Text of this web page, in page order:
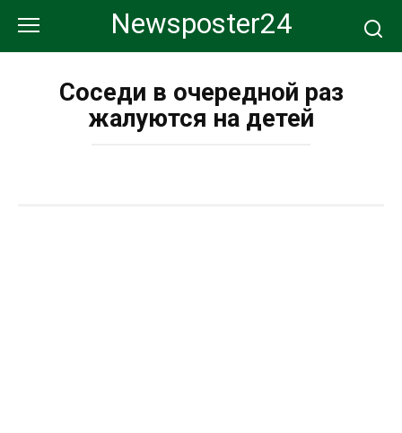
контенту
Newsposter24
Соседи в очередной раз
жалуются на детей